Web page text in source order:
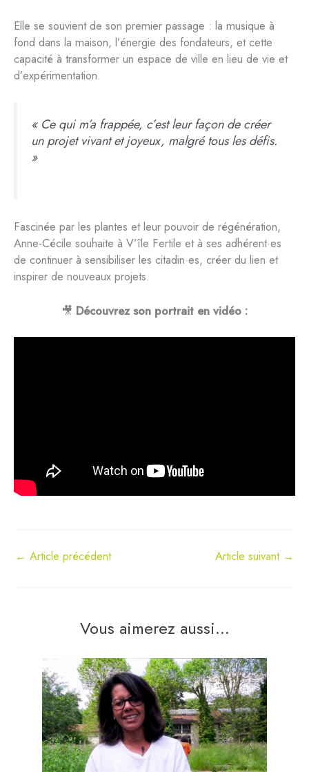
Elle se souvient de son premier passage : la musique à
fond dans la maison, l’énergie des fondateurs, et cette
capacité à transformer un espace de ville en lieu de vie et
d’expérimentation.
« Ce qui m’a frappée, c’est leur façon de créer
un projet vivant et joyeux, malgré tous les défis.
»
Fascinée par les plantes et leur pouvoir de régénération,
Anne-Cécile souhaite à V’île Fertile et à ses adhérent·es
de continuer à sensibiliser les citadin·es, créer du lien et
inspirer de nouveaux projets.
🎥 Découvrez son portrait en vidéo :
← Article précédent Article suivant →
Vous aimerez aussi...